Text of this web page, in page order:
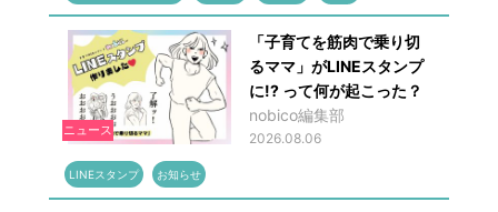
ニュース
「子育てを筋肉で乗り切
るママ」がLINEスタンプ
に!? って何が起こった？
nobico編集部
2026.08.06
LINEスタンプ お知らせ